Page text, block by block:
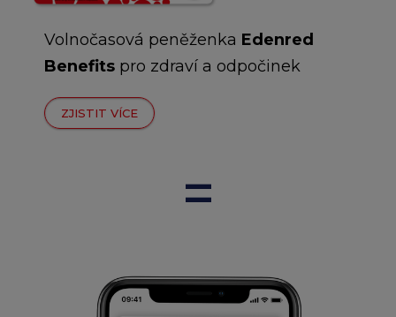
Volnočasová peněženka Edenred
Benefits pro zdraví a odpočinek
ZJISTIT VÍCE
=